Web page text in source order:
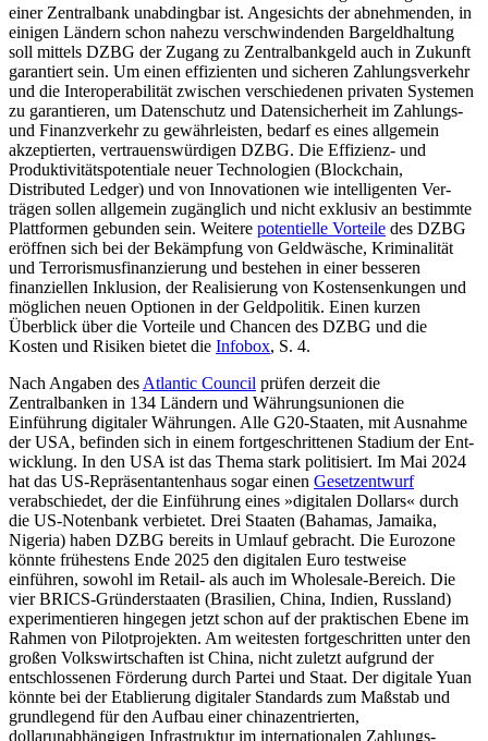
einer Zentralbank unabdingbar ist. Angesichts der abnehmen­den, in
einigen Ländern schon nahezu ver­schwindenden Bargeldhaltung
soll mittels DZBG der Zugang zu Zentralbankgeld auch in Zukunft
garantiert sein. Um einen effi­zienten und sicheren Zahlungsverkehr
und die Interoperabilität zwischen verschiedenen privaten Systemen
zu garantieren, um Datenschutz und Datensicherheit im Zah­lungs-
und Finanzverkehr zu gewährleisten, bedarf es eines allgemein
akzeptierten, ver­trauenswürdigen DZBG. Die Effizienz- und
Produktivitätspotentiale neuer Techno­logien (Blockchain,
Distributed Ledger) und von Innovationen wie intelligenten Ver­
trägen sollen allgemein zugänglich und nicht exklusiv an bestimmte
Plattformen gebunden sein. Weitere potentielle Vorteile des DZBG
eröffnen sich bei der Bekämpfung von Geldwäsche, Kriminalität
und Terroris­musfinanzierung und bestehen in einer bes­seren
finanziellen Inklusion, der Reali­sierung von Kostensenkungen und
mög­lichen neuen Optionen in der Geldpolitik. Einen kurzen
Überblick über die Vorteile und Chancen des DZBG und die
Kosten und Risiken bietet die Infobox, S. 4.
Nach Angaben des Atlantic Council prü­fen derzeit die
Zentralbanken in 134 Län­dern und Währungsunionen die
Einführung digitaler Währungen. Alle G20-Staa­ten, mit Ausnahme
der USA, befinden sich in einem fortgeschrittenen Stadium der Ent­
wicklung. In den USA ist das Thema stark politisiert. Im Mai 2024
hat das US-Reprä­sen­tantenhaus sogar einen Gesetzentwurf
verabschiedet, der die Einführung eines »digitalen Dollars« durch
die US-Notenbank verbietet. Drei Staaten (Bahamas, Jamaika,
Nigeria) haben DZBG bereits in Umlauf ge­bracht. Die Eurozone
könnte frühestens Ende 2025 den digitalen Euro testweise
einführen, sowohl im Retail- als auch im Wholesale-Bereich. Die
vier BRICS-Gründer­staaten (Brasilien, China, Indien, Russland)
experimentieren hingegen jetzt schon auf der praktischen Ebene im
Rahmen von Pilot­projekten. Am weitesten fortgeschritten unter den
großen Volkswirtschaften ist China, nicht zuletzt aufgrund der
entschlos­senen Förderung durch Partei und Staat. Der digitale Yuan
könnte bei der Etablierung digitaler Standards zum Maßstab und
grundlegend für den Aufbau einer china­zentrierten,
dollarunabhängigen Infra­struktur im internationalen Zahlungs­